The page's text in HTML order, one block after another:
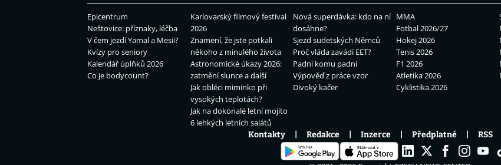
Epicentrum
Neštovice: příznaky, léčba
V čem jezdí Yamal a Mesii?
Kvízy pro seniory
Kalendář úplňků 2026
Co je bodycount?
Karlovarský filmový festival
2026
Znamení, že jste potkali
někoho z minulého života
Astronomické úkazy 2026:
zatmění slunce a další
Jak obléci miminko při
vysokých teplotách?
Jak na dokonalé letní mojito
6 lehkých letních salátů
Nová superdávka: kdo na ní
dosáhne?
Sjezd sudetských Němců
Proč vláda zavádí EET?
Padni komu padni
Výpověď z práce vzor
Divoký kačer
MMA
Fotbal 2026/27
Hokej 2026
Tenis 2026
F1 2026
Atletika 2026
Cyklistika 2026
Kontakty Redakce Inzerce Předplatné RSS